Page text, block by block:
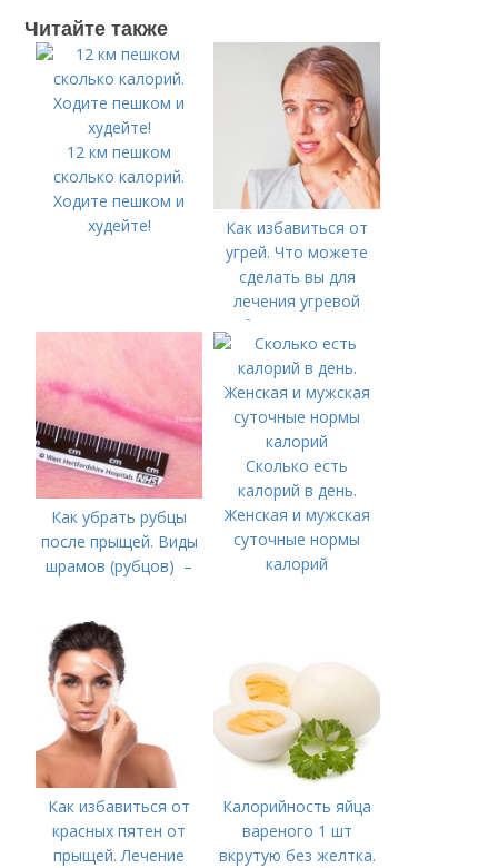
Читайте также
12 км пешком
сколько калорий.
Ходите пешком и
худейте!
Как избавиться от
угрей. Что можете
сделать вы для
лечения угревой
болезни (акне)
Как убрать рубцы
после прыщей. Виды
шрамов (рубцов) –
Сколько есть
калорий в день.
Женская и мужская
суточные нормы
калорий
Как избавиться от
красных пятен от
прыщей. Лечение
Калорийность яйца
вареного 1 шт
вкрутую без желтка.